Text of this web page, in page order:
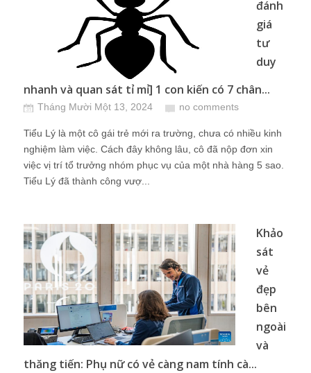
đánh
giá
tư
duy
nhanh và quan sát tỉ mỉ] 1 con kiến có 7 chân...
Tháng Mười Một 13, 2024 no comments
Tiểu Lý là một cô gái trẻ mới ra trường, chưa có nhiều kinh
nghiệm làm việc. Cách đây không lâu, cô đã nộp đơn xin
việc vị trí tổ trưởng nhóm phục vụ của một nhà hàng 5 sao.
Tiểu Lý đã thành công vượ...
Khảo
sát
vẻ
đẹp
bên
ngoài
và
thăng tiến: Phụ nữ có vẻ càng nam tính cà...